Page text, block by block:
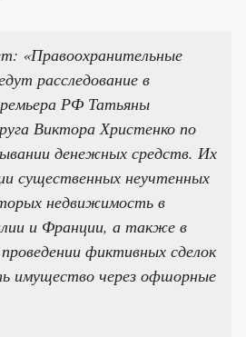
«Правоохранительные
расследование в
РФ Татьяны
Виктора Христенко по
денежных средств. Их
существенных неучтенных
недвижимость в
и Франции, а также в
фиктивных сделок
имущество через офшорные